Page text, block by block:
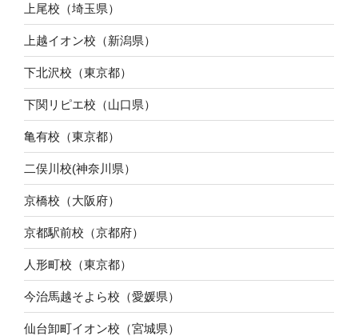
上尾校（埼玉県）
上越イオン校（新潟県）
下北沢校（東京都）
下関リピエ校（山口県）
亀有校（東京都）
二俣川校(神奈川県）
京橋校（大阪府）
京都駅前校（京都府）
人形町校（東京都）
今治馬越そよら校（愛媛県）
仙台卸町イオン校（宮城県）